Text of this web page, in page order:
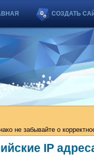
СОЗДАТЬ
не забывайте о
IP